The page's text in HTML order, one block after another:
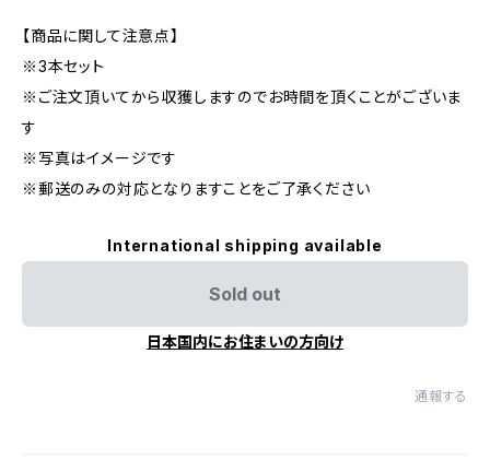
【商品に関して注意点】
※3本セット
※ご注文頂いてから収獲しますのでお時間を頂くことがございま
す
※写真はイメージです
※郵送のみの対応となりますことをご了承ください
International shipping available
Sold out
日本国内にお住まいの方向け
通報する